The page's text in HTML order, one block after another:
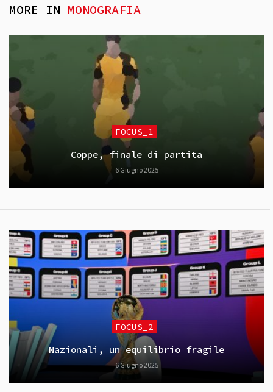
MORE IN MONOGRAFIA
FOCUS_1
Coppe, finale di partita
6 Giugno 2025
FOCUS_2
Nazionali, un equilibrio fragile
6 Giugno 2025